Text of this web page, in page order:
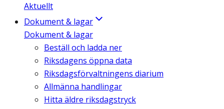
Aktuellt
Dokument & lagar
Dokument & lagar
Beställ och ladda ner
Riksdagens öppna data
Riksdagsförvaltningens diarium
Allmänna handlingar
Hitta äldre riksdagstryck